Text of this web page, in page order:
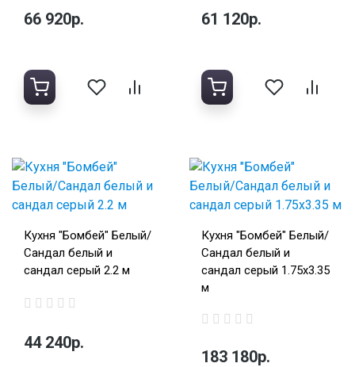
66 920р. 61 120р.
Кухня "Бомбей" Белый/
Сандал белый и
сандал серый 2.2 м
44 240р.
Кухня "Бомбей" Белый/
Сандал белый и
сандал серый 1.75х3.35
м
183 180р.